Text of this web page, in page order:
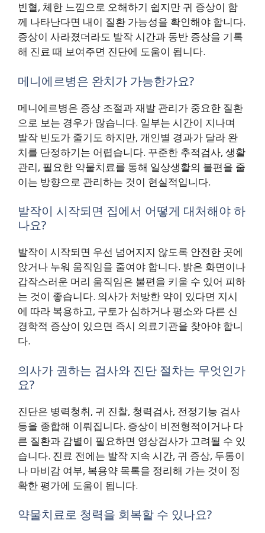
빈혈, 체한 느낌으로 오해하기 쉽지만 귀 증상이 함
께 나타난다면 내이 질환 가능성을 확인해야 합니다.
증상이 사라졌더라도 발작 시간과 동반 증상을 기록
해 진료 때 보여주면 진단에 도움이 됩니다.
메니에르병은 완치가 가능한가요?
메니에르병은 증상 조절과 재발 관리가 중요한 질환
으로 보는 경우가 많습니다. 일부는 시간이 지나며
발작 빈도가 줄기도 하지만, 개인별 경과가 달라 완
치를 단정하기는 어렵습니다. 꾸준한 추적검사, 생활
관리, 필요한 약물치료를 통해 일상생활의 불편을 줄
이는 방향으로 관리하는 것이 현실적입니다.
발작이 시작되면 집에서 어떻게 대처해야 하
나요?
발작이 시작되면 우선 넘어지지 않도록 안전한 곳에
앉거나 누워 움직임을 줄여야 합니다. 밝은 화면이나
갑작스러운 머리 움직임은 불편을 키울 수 있어 피하
는 것이 좋습니다. 의사가 처방한 약이 있다면 지시
에 따라 복용하고, 구토가 심하거나 평소와 다른 신
경학적 증상이 있으면 즉시 의료기관을 찾아야 합니
다.
의사가 권하는 검사와 진단 절차는 무엇인가
요?
진단은 병력청취, 귀 진찰, 청력검사, 전정기능 검사
등을 종합해 이뤄집니다. 증상이 비전형적이거나 다
른 질환과 감별이 필요하면 영상검사가 고려될 수 있
습니다. 진료 전에는 발작 지속 시간, 귀 증상, 두통이
나 마비감 여부, 복용약 목록을 정리해 가는 것이 정
확한 평가에 도움이 됩니다.
약물치료로 청력을 회복할 수 있나요?